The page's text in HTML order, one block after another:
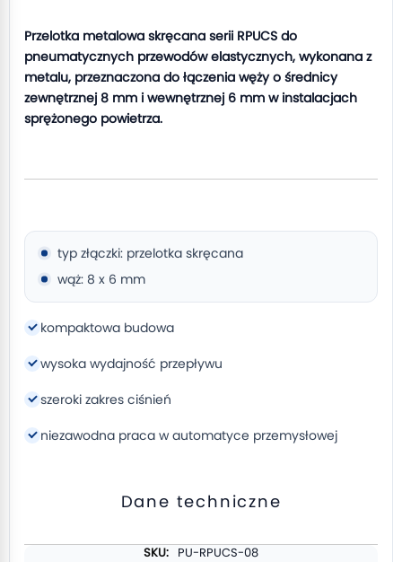
Przelotka metalowa skręcana serii RPUCS do
pneumatycznych przewodów elastycznych, wykonana z
metalu, przeznaczona do łączenia węży o średnicy
zewnętrznej 8 mm i wewnętrznej 6 mm w instalacjach
sprężonego powietrza.
typ złączki: przelotka skręcana
wąż: 8 x 6 mm
kompaktowa budowa
wysoka wydajność przepływu
szeroki zakres ciśnień
niezawodna praca w automatyce przemysłowej
Dane techniczne
PU-RPUCS-08